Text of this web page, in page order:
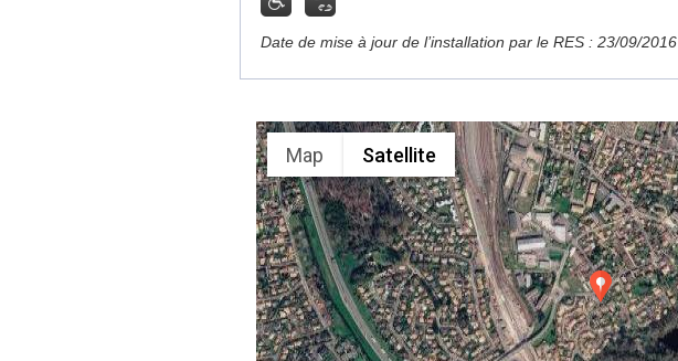
Date de mise à jour de l’installation par le RES : 23/09/2016
Map Satellite